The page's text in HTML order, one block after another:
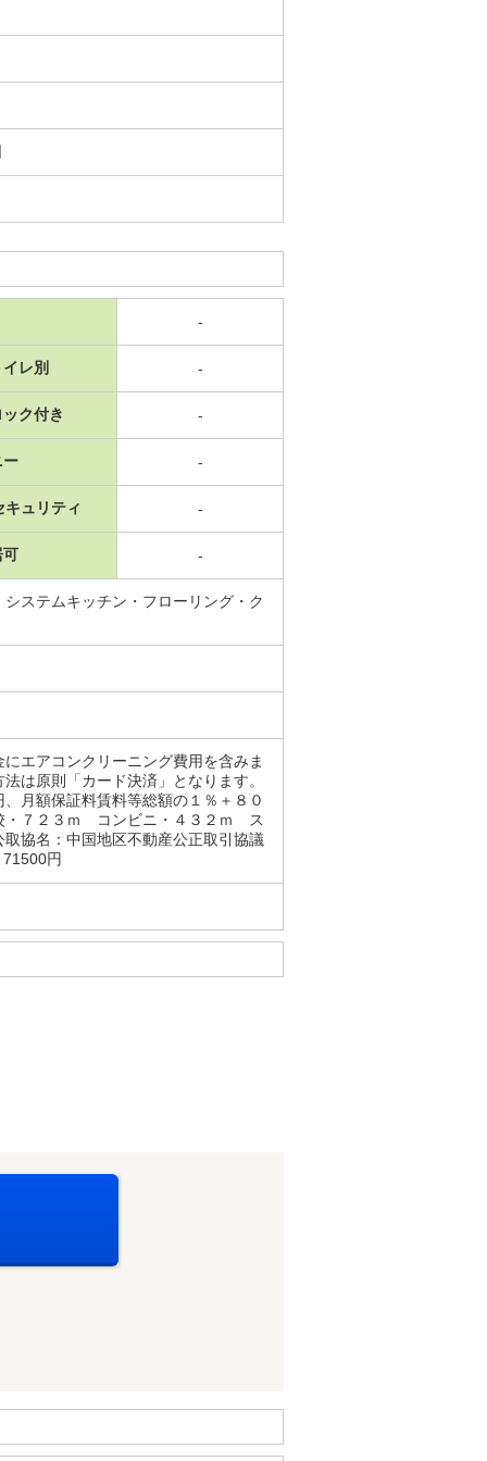
-
レ別 -
ク付き -
ー -
キュリティ -
可 -
ステムキッチン・フローリング・ク
エアコンクリーニング費用を含みま
は原則「カード決済」となります。
額保証料賃料等総額の１％＋８０
・７２３ｍ コンビニ・４３２ｍ ス
協名：中国地区不動産公正取引協議
円